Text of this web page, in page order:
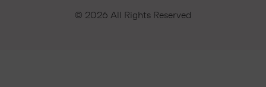
© 2026 All Rights Reserved